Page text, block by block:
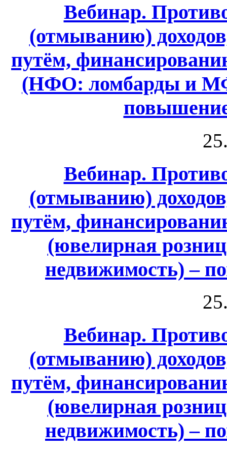
Вебинар.
(отмыванию)
путём,
(НФО: ломбарды и
Вебинар.
(отмыванию)
путём,
(ювелирная
недвижимость) –
Вебинар.
(отмыванию)
путём,
(ювелирная
недвижимость) –